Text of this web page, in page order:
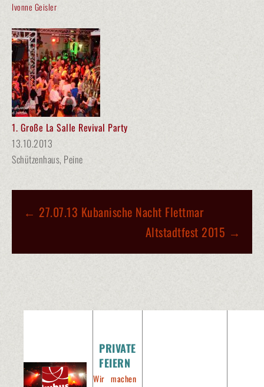
Ivonne Geisler
1. Große La Salle Revival Party
13.10.2013
Schützenhaus, Peine
BEITRAGS-
← 27.07.13 Kubanische Nacht Flettmar
Altstadtfest 2015 →
PRIVATE
FEIERN
Wir machen